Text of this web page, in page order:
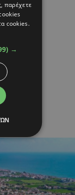
παρέχετε
cookies.
→